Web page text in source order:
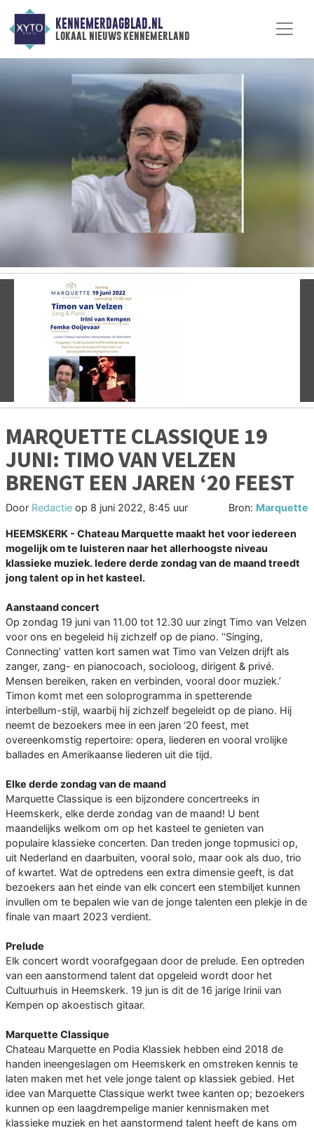
KENNEMERDAGBLAD.NL
lokaal nieuws kennemerland
MARQUETTE CLASSIQUE 19
JUNI: TIMO VAN VELZEN
BRENGT EEN JAREN ‘20 FEEST
Door Redactie op 8 juni 2022, 8:45 uur Bron: Marquette
HEEMSKERK - Chateau Marquette maakt het voor iedereen
mogelijk om te luisteren naar het allerhoogste niveau
klassieke muziek. Iedere derde zondag van de maand treedt
jong talent op in het kasteel.
Aanstaand concert
Op zondag 19 juni van 11.00 tot 12.30 uur zingt Timo van Velzen
voor ons en begeleid hij zichzelf op de piano. ‘‘Singing,
Connecting’ vatten kort samen wat Timo van Velzen drijft als
zanger, zang- en pianocoach, socioloog, dirigent & privé.
Mensen bereiken, raken en verbinden, vooral door muziek.’
Timon komt met een soloprogramma in spetterende
interbellum-stijl, waarbij hij zichzelf begeleidt op de piano. Hij
neemt de bezoekers mee in een jaren ‘20 feest, met
overeenkomstig repertoire: opera, liederen en vooral vrolijke
ballades en Amerikaanse liederen uit die tijd.
Elke derde zondag van de maand
Marquette Classique is een bijzondere concertreeks in
Heemskerk, elke derde zondag van de maand! U bent
maandelijks welkom om op het kasteel te genieten van
populaire klassieke concerten. Dan treden jonge topmusici op,
uit Nederland en daarbuiten, vooral solo, maar ook als duo, trio
of kwartet. Wat de optredens een extra dimensie geeft, is dat
bezoekers aan het einde van elk concert een stembiljet kunnen
invullen om te bepalen wie van de jonge talenten een plekje in de
finale van maart 2023 verdient.
Prelude
Elk concert wordt voorafgegaan door de prelude. Een optreden
van een aanstormend talent dat opgeleid wordt door het
Cultuurhuis in Heemskerk. 19 jun is dit de 16 jarige Irinii van
Kempen op akoestisch gitaar.
Marquette Classique
Chateau Marquette en Podia Klassiek hebben eind 2018 de
handen ineengeslagen om Heemskerk en omstreken kennis te
laten maken met het vele jonge talent op klassiek gebied. Het
idee van Marquette Classique werkt twee kanten op; bezoekers
kunnen op een laagdrempelige manier kennismaken met
klassieke muziek en het aanstormend talent heeft de kans om